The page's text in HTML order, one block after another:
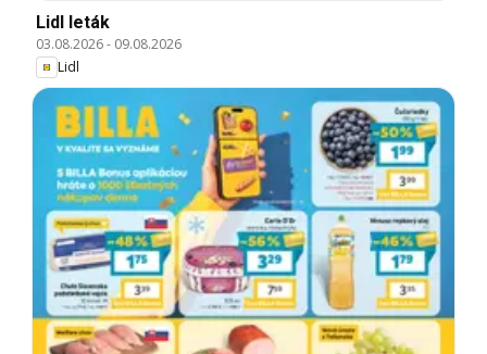
Lidl leták
03.08.2026- 09.08.2026
Lidl